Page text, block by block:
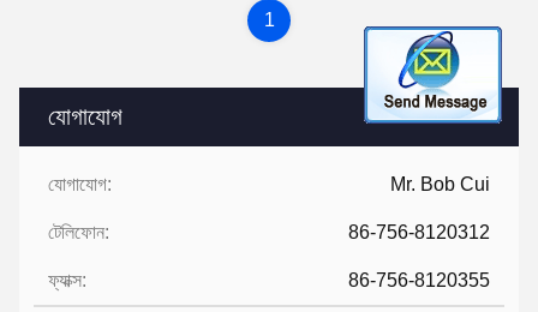
যোগাযোগ
যোগাযোগ: Mr. Bob Cui
টেলিফোন: 86-756-8120312
ফ্যাক্স: 86-756-8120355
1